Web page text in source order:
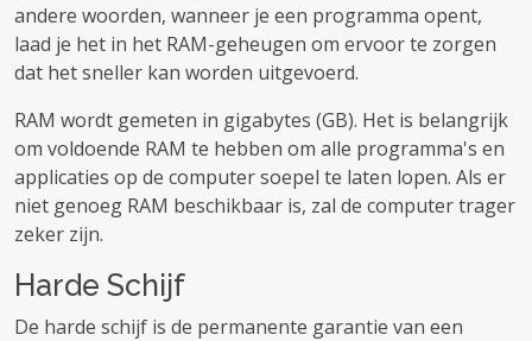
andere woorden, wanneer je een programma opent,
laad je het in het RAM-geheugen om ervoor te zorgen
dat het sneller kan worden uitgevoerd.
RAM wordt gemeten in gigabytes (GB). Het is belangrijk
om voldoende RAM te hebben om alle programma's en
applicaties op de computer soepel te laten lopen. Als er
niet genoeg RAM beschikbaar is, zal de computer trager
zeker zijn.
Harde Schijf
De harde schijf is de permanente garantie van een